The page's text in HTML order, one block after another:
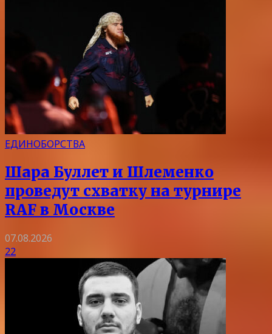
ЕДИНОБОРСТВА
Шара Буллет и Шлеменко
проведут схватку на турнире
RAF в Москве
07.08.2026
22